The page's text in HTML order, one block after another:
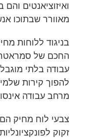
ואיזוציאנטים
מאוורר שבתוכו
בניגוד ללוחות
החכם של סמראטר
עבודה בלתי
להפוך קירות
מרחב עבודה
צבעי לוח מחיק
זקוק